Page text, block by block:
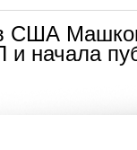
США
и начала